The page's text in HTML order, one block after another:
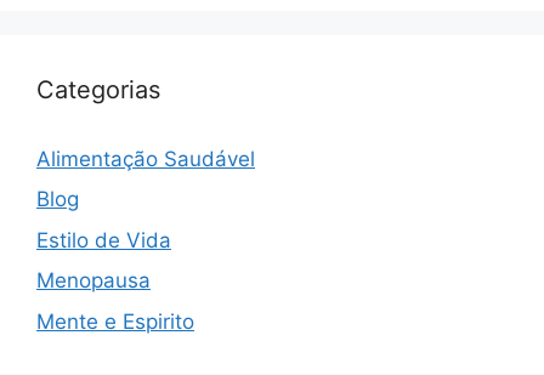
Categorias
Alimentação Saudável
Blog
Estilo de Vida
Menopausa
Mente e Espirito